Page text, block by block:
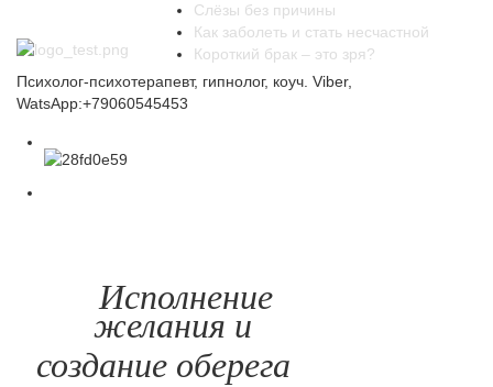
Слёзы без причины
Как заболеть и стать несчастной
Короткий брак – это зря?
Психолог-психотерапевт, гипнолог, коуч. Viber,
WatsApp:+79060545453
Исполнение
желания и
создание оберега